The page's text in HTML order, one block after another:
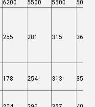
6200 5500 5500 5000
255 281 315 362
178 254 313 351